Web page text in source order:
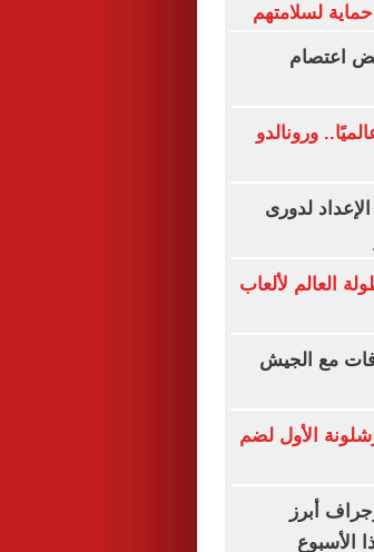
لسلامتهم
فض اعتصام
ورونالدو
لدورى
العالم لألعاب
مع الجيش
الأول لضم
أبرز
الأسبوع